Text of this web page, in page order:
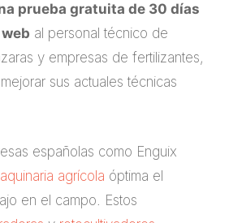
prueba gratuita de 30 días
al personal técnico de
y empresas de fertilizantes,
sus actuales técnicas
españolas como Enguix
agrícola óptima el
en el campo. Estos